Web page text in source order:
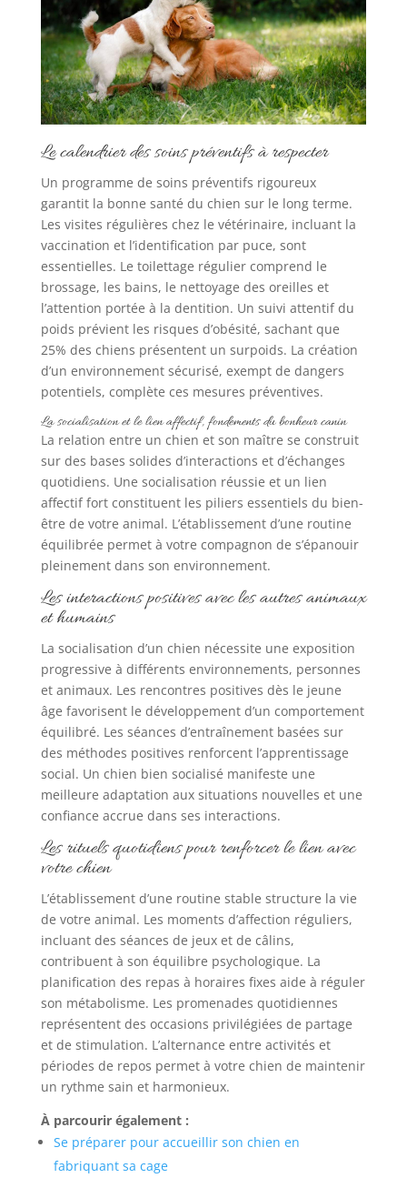
Le calendrier des soins préventifs à respecter
Un programme de soins préventifs rigoureux
garantit la bonne santé du chien sur le long terme.
Les visites régulières chez le vétérinaire, incluant la
vaccination et l’identification par puce, sont
essentielles. Le toilettage régulier comprend le
brossage, les bains, le nettoyage des oreilles et
l’attention portée à la dentition. Un suivi attentif du
poids prévient les risques d’obésité, sachant que
25% des chiens présentent un surpoids. La création
d’un environnement sécurisé, exempt de dangers
potentiels, complète ces mesures préventives.
La socialisation et le lien affectif, fondements du bonheur canin
La relation entre un chien et son maître se construit
sur des bases solides d’interactions et d’échanges
quotidiens. Une socialisation réussie et un lien
affectif fort constituent les piliers essentiels du bien-
être de votre animal. L’établissement d’une routine
équilibrée permet à votre compagnon de s’épanouir
pleinement dans son environnement.
Les interactions positives avec les autres animaux
et humains
La socialisation d’un chien nécessite une exposition
progressive à différents environnements, personnes
et animaux. Les rencontres positives dès le jeune
âge favorisent le développement d’un comportement
équilibré. Les séances d’entraînement basées sur
des méthodes positives renforcent l’apprentissage
social. Un chien bien socialisé manifeste une
meilleure adaptation aux situations nouvelles et une
confiance accrue dans ses interactions.
Les rituels quotidiens pour renforcer le lien avec
votre chien
L’établissement d’une routine stable structure la vie
de votre animal. Les moments d’affection réguliers,
incluant des séances de jeux et de câlins,
contribuent à son équilibre psychologique. La
planification des repas à horaires fixes aide à réguler
son métabolisme. Les promenades quotidiennes
représentent des occasions privilégiées de partage
et de stimulation. L’alternance entre activités et
périodes de repos permet à votre chien de maintenir
un rythme sain et harmonieux.
À parcourir également :
Se préparer pour accueillir son chien en
fabriquant sa cage